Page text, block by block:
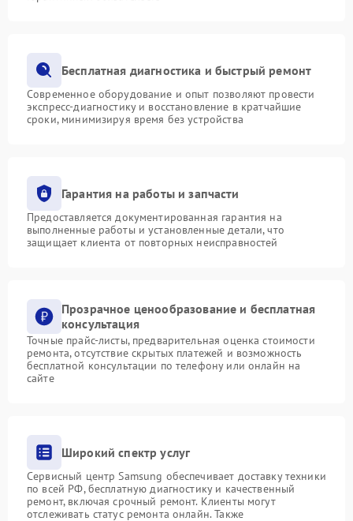
Бесплатная диагностика и быстрый ремонт
Современное оборудование и опыт позволяют провести
экспресс-диагностику и восстановление в кратчайшие
сроки, минимизируя время без устройства
Гарантия на работы и запчасти
Предоставляется документированная гарантия на
выполненные работы и установленные детали, что
защищает клиента от повторных неисправностей
Прозрачное ценообразование и бесплатная
консультация
Точные прайс-листы, предварительная оценка стоимости
ремонта, отсутствие скрытых платежей и возможность
бесплатной консультации по телефону или онлайн на
сайте
Широкий спектр услуг
Сервисный центр Samsung обеспечивает доставку техники
по всей РФ, бесплатную диагностику и качественный
ремонт, включая срочный ремонт. Клиенты могут
отслеживать статус ремонта онлайн. Также